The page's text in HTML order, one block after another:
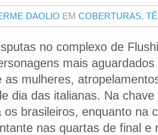
DAOLIO EM COBERTURAS,
no complexo de
mais
as mulheres,
dia das italianas. Na
os brasileiros, enquanto na
nas quartas de final e